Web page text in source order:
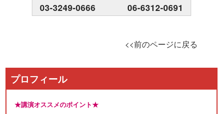
03-3249-0666 06-6312-0691
<<前のページに戻る
プロフィール
★講演オススメのポイント★